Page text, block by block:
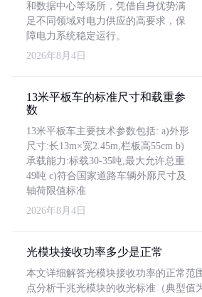
和数据中心等场所，凭借自身优势满
足不同领域对电力供应的高要求，保
障电力系统稳定运行。
2026年8月4日
13米平板车的标准尺寸和载重参
数
13米平板车主要技术参数包括: a)外形
尺寸:长13m×宽2.45m,栏板高55cm b)
承载能力:标载30-35吨,最大允许总重
49吨 c)符合国家道路车辆外廓尺寸及
轴荷限值标准
2026年8月4日
光模块接收功率多少是正常
本文详细解答光模块接收功率的正常范
点分析千兆光模块的收光标准（典型值